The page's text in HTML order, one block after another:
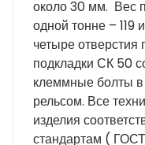
около 30 мм. Вес
одной тонне – 119
четыре
подкладки СК 50
клеммные болты
рельсом. Все
изделия
стандартам (